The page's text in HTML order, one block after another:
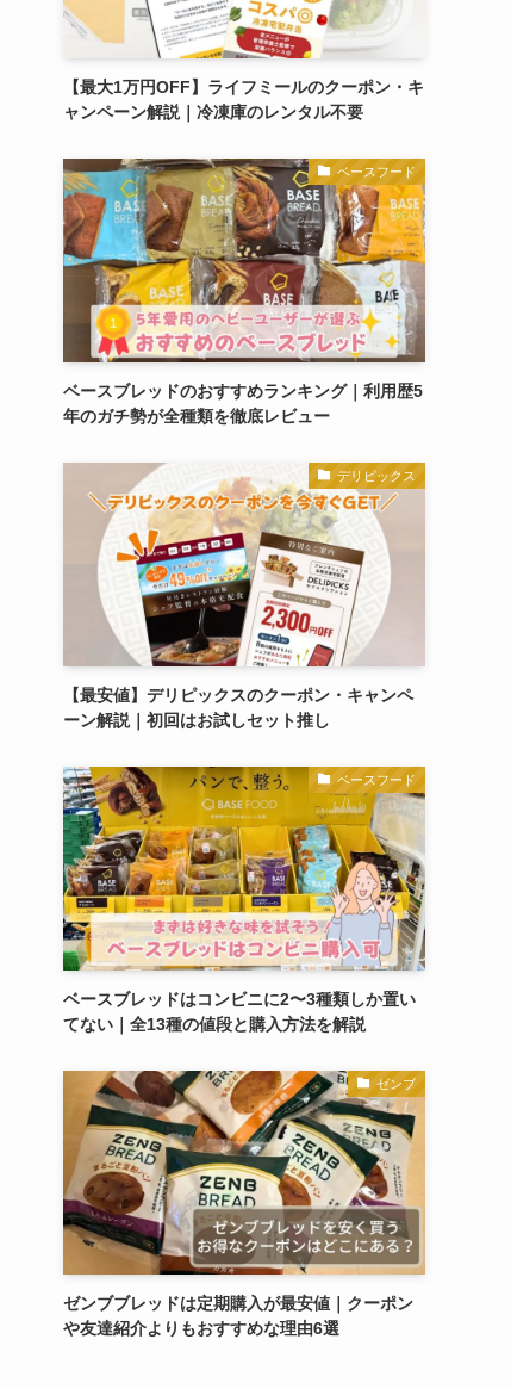
【最大1万円OFF】ライフミールのクーポン・キ
ャンペーン解説｜冷凍庫のレンタル不要
ベースフード
ベースブレッドのおすすめランキング｜利用歴5
年のガチ勢が全種類を徹底レビュー
デリピックス
【最安値】デリピックスのクーポン・キャンペ
ーン解説｜初回はお試しセット推し
ベースフード
ベースブレッドはコンビニに2〜3種類しか置い
てない｜全13種の値段と購入方法を解説
ゼンブ
ゼンブブレッドは定期購入が最安値｜クーポン
や友達紹介よりもおすすめな理由6選